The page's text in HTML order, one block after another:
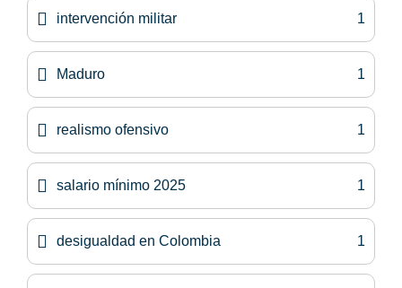
intervención militar 1
Maduro 1
realismo ofensivo 1
salario mínimo 2025 1
desigualdad en Colombia 1